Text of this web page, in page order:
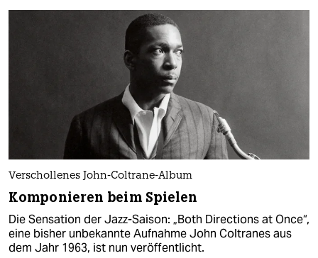
Verschollenes John-Coltrane-Album
Komponieren beim Spielen
Die Sensation der Jazz-Saison: „Both Directions at Once“,
eine bisher unbekannte Aufnahme John Coltranes aus
dem Jahr 1963, ist nun veröffentlicht.